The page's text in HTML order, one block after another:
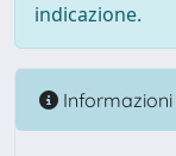
indicazione.
Informazioni